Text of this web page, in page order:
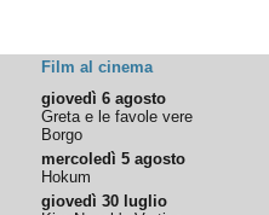
Film al cinema
giovedì 6 agosto
Greta e le favole vere
Borgo
mercoledì 5 agosto
Hokum
giovedì 30 luglio